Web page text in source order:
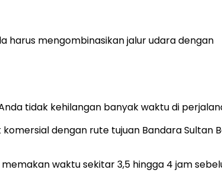
harus mengombinasikan jalur udara dengan
tidak kehilangan banyak waktu di
dengan rute tujuan Bandara Sultan
waktu sekitar 3,5 hingga 4 jam